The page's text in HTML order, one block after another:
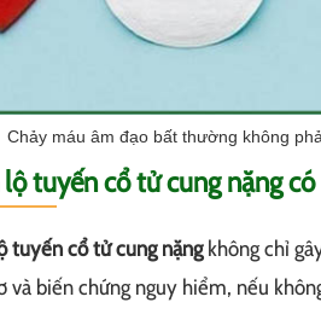
Chảy máu âm đạo bất thường không
tuyến cổ tử cung nặng
tuyến cổ tử cung nặngkhông chỉ
và biến chứng nguy hiểm, nếu